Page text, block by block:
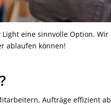
eine sinnvolle Option.
ablaufen können!
Aufträge effizient